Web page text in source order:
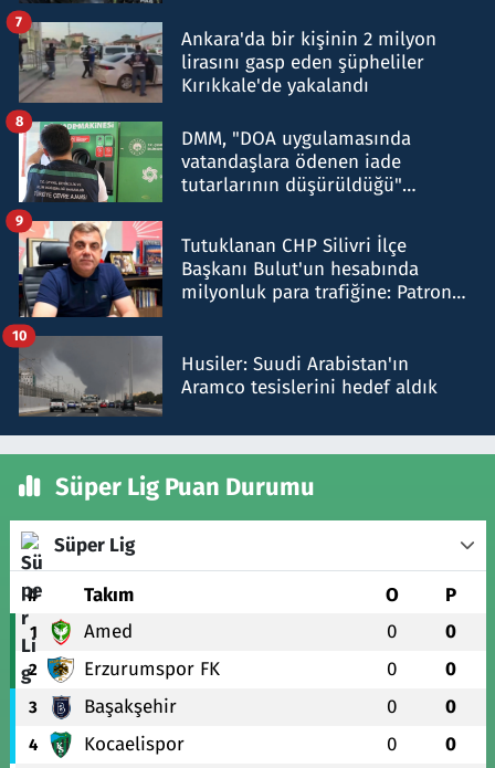
Ankara'da bir kişinin 2 milyon
lirasını gasp eden şüpheliler
Kırıkkale'de yakalandı
7
DMM, "DOA uygulamasında
vatandaşlara ödenen iade
tutarlarının düşürüldüğü"
8
Tutuklanan CHP Silivri İlçe
Başkanı Bulut'un hesabında
milyonluk para trafiğine: Patron
9
Husiler: Suudi Arabistan'ın
Aramco tesislerini hedef aldık
10
Süper Lig Puan Durumu
Süper Lig
# Takım O P
1 Amed 0 0
2 Erzurumspor FK 0 0
3 Başakşehir 0 0
4 Kocaelispor 0 0